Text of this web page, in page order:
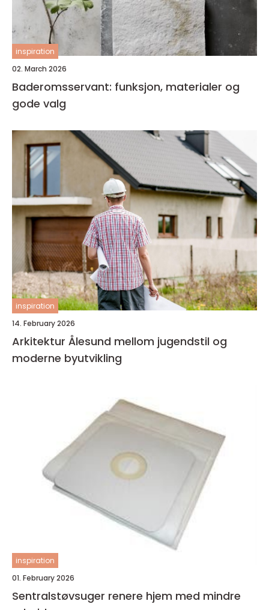
inspiration
02. March 2026
Baderomsservant: funksjon, materialer og
gode valg
inspiration
14. February 2026
Arkitektur Ålesund mellom jugendstil og
moderne byutvikling
inspiration
01. February 2026
Sentralstøvsuger renere hjem med mindre